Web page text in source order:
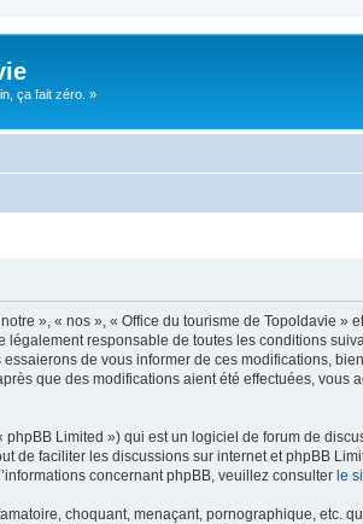
ça fait zéro. »
», « nos », « Office du tourisme de Topoldavie »
légalement responsable de toutes les conditions
de vous informer de ces modifications,
que des modifications aient été effectuées,
Limited ») qui est un logiciel de forum de
de faciliter les discussions sur internet et phpBB
concernant phpBB, veuillez consulter le
choquant, menaçant, pornographique, etc.